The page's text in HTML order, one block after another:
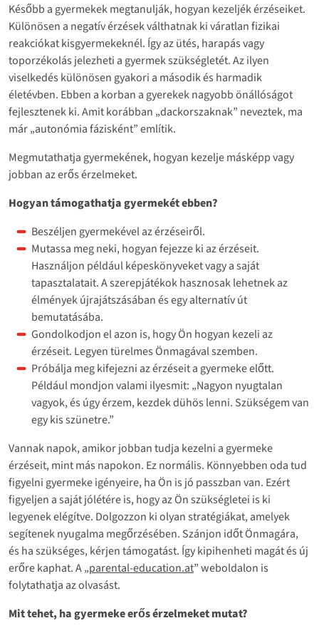
Később a gyermekek megtanulják, hogyan kezeljék érzéseiket.
Különösen a negatív érzések válthatnak ki váratlan fizikai
reakciókat kisgyermekeknél. Így az ütés, harapás vagy
toporzékolás jelezheti a gyermek szükségletét. Az ilyen
viselkedés különösen gyakori a második és harmadik
életévben. Ebben a korban a gyerekek nagyobb önállóságot
fejlesztenek ki. Amit korábban „dackorszaknak” neveztek, ma
már „autonómia fázisként” említik.
Megmutathatja gyermekének, hogyan kezelje másképp vagy
jobban az erős érzelmeket.
Hogyan támogathatja gyermekét ebben?
Beszéljen gyermekével az érzéseiről.
Mutassa meg neki, hogyan fejezze ki az érzéseit.
Használjon például képeskönyveket vagy a saját
tapasztalatait. A szerepjátékok hasznosak lehetnek az
élmények újrajátszásában és egy alternatív út
bemutatásába.
Gondolkodjon el azon is, hogy Ön hogyan kezeli az
érzéseit. Legyen türelmes Önmagával szemben.
Próbálja meg kifejezni az érzéseit a gyermeke előtt.
Például mondjon valami ilyesmit: „Nagyon nyugtalan
vagyok, és úgy érzem, kezdek dühös lenni. Szükségem van
egy kis szünetre.”
Vannak napok, amikor jobban tudja kezelni a gyermeke
érzéseit, mint más napokon. Ez normális. Könnyebben oda tud
figyelni gyermeke igényeire, ha Ön is jó passzban van. Ezért
figyeljen a saját jólétére is, hogy az Ön szükségletei is ki
legyenek elégítve. Dolgozzon ki olyan stratégiákat, amelyek
segítenek nyugalma megőrzésében. Szánjon időt Önmagára,
és ha szükséges, kérjen támogatást. Így kipihenheti magát és új
erőre kaphat. A „parental-education.at” weboldalon is
folytathatja az olvasást.
Mit tehet, ha gyermeke erős érzelmeket mutat?